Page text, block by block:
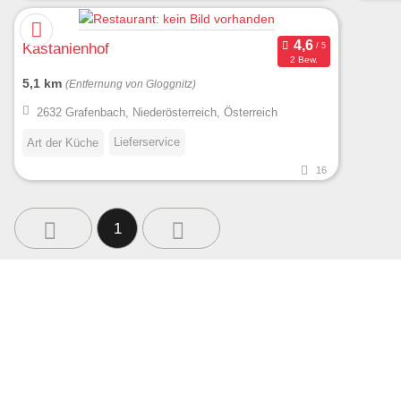
Kastanienhof
2 Bew.
5,1 km (Entfernung von Gloggnitz)
2632 Grafenbach, Niederösterreich, Österreich
Art der Küche Lieferservice
16
1